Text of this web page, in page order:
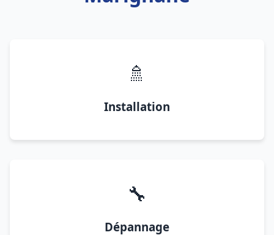
🚿
Installation
🔧
Dépannage